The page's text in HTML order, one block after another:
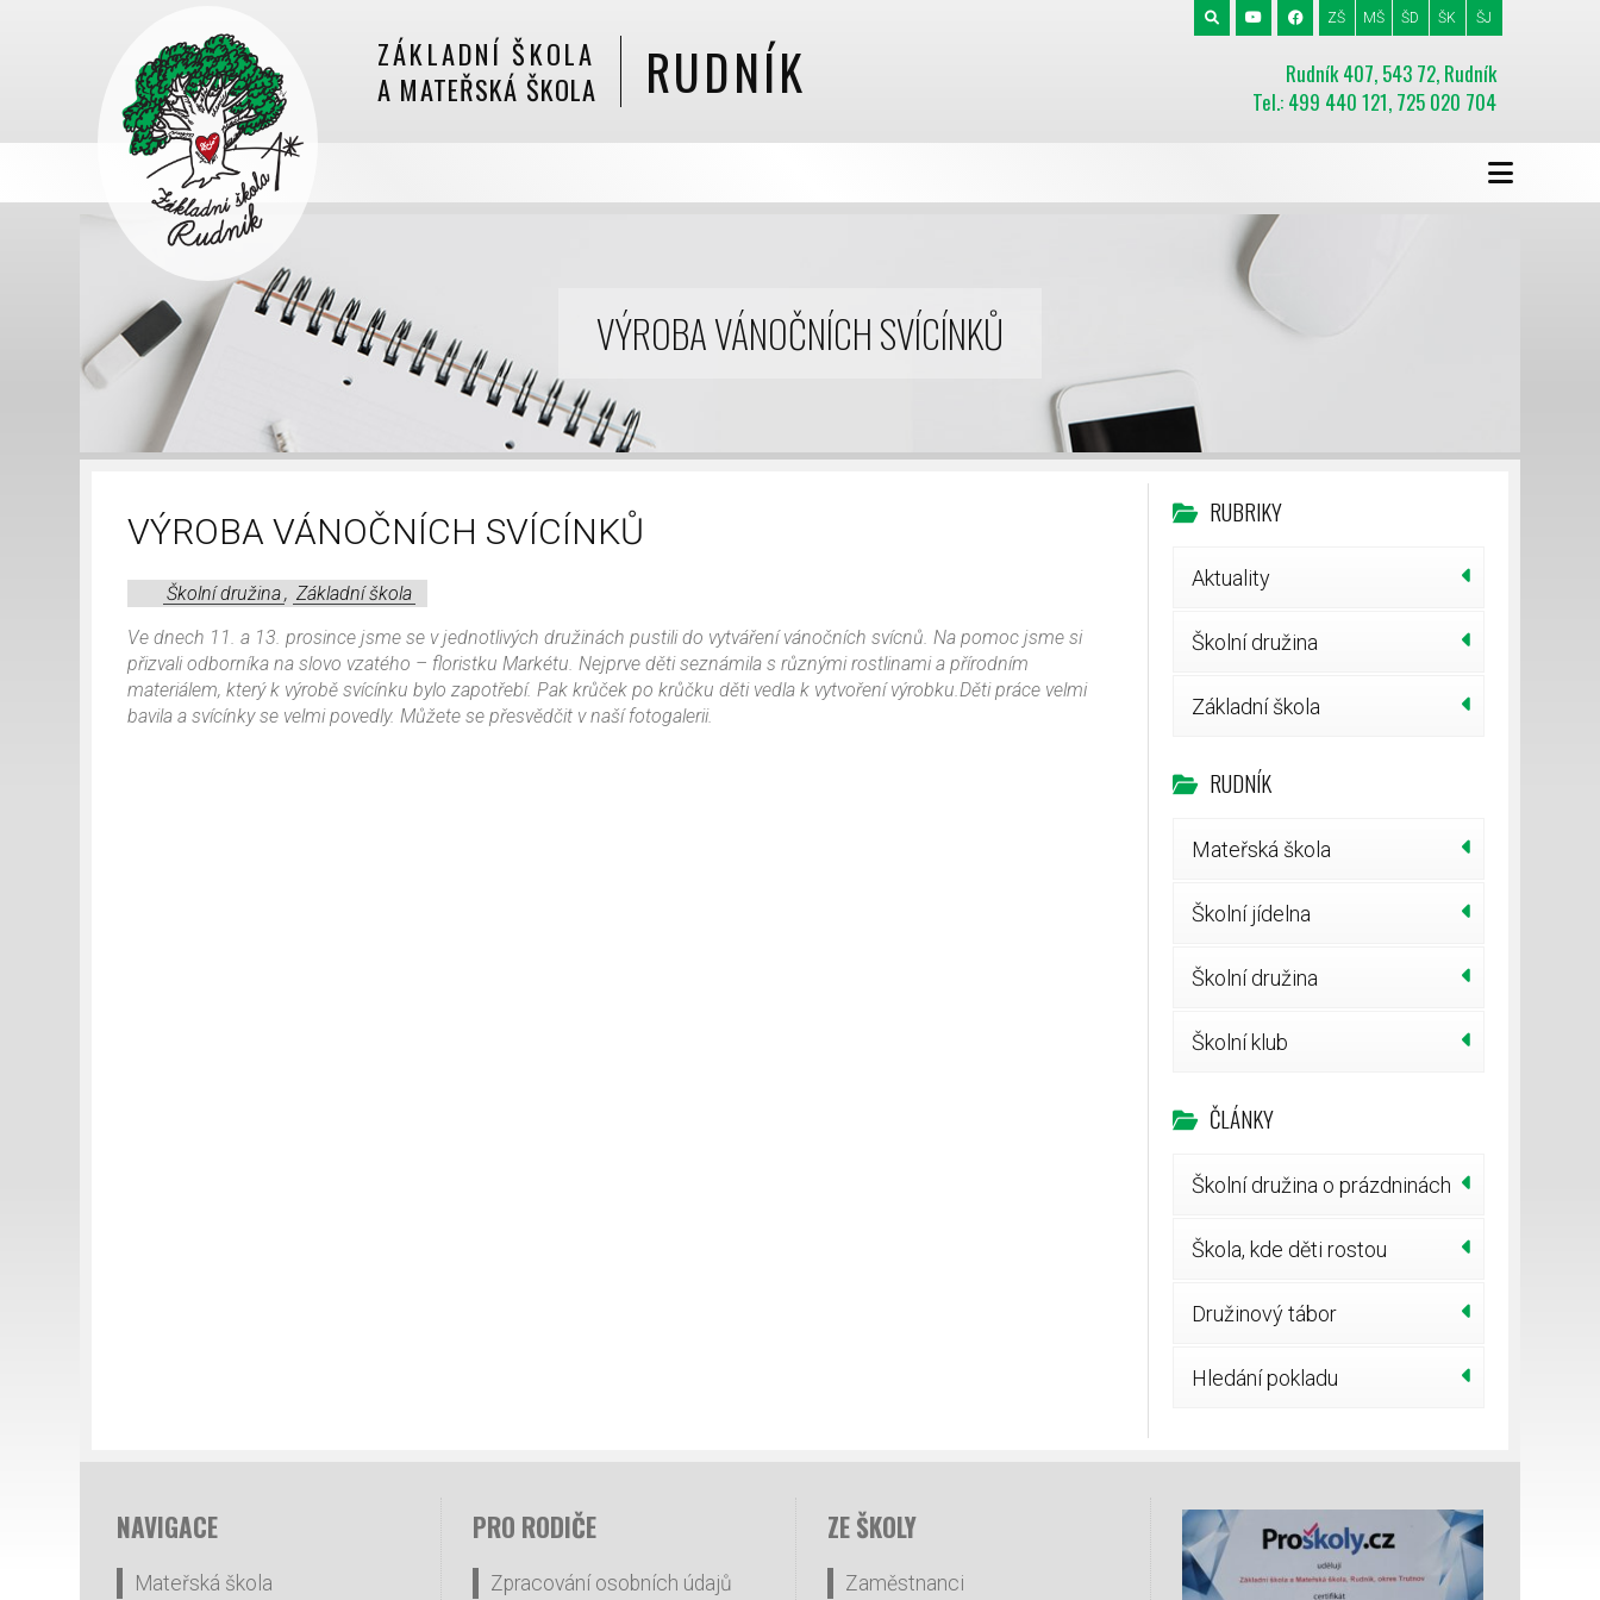
ZÁKLADNÍ ŠKOLA
A MATEŘSKÁ ŠKOLA
RUDNÍK
Rudník 407, 543 72, Rudník
Tel.: 499 440 121, 725 020 704
ZŠ MŠ ŠD ŠK ŠJ
VÝROBA VÁNOČNÍCH SVÍCÍNKŮ
VÝROBA VÁNOČNÍCH SVÍCÍNKŮ
Školní družina, Základní škola
Ve dnech 11. a 13. prosince jsme se v jednotlivých družinách pustili do vytváření vánočních svícnů. Na pomoc jsme si
přizvali odborníka na slovo vzatého – floristku Markétu. Nejprve děti seznámila s různými rostlinami a přírodním
materiálem, který k výrobě svícínku bylo zapotřebí. Pak krůček po krůčku děti vedla k vytvoření výrobku.Děti práce velmi
bavila a svícínky se velmi povedly. Můžete se přesvědčit v naší fotogalerii.
RUBRIKY
Aktuality
Školní družina
Základní škola
RUDNÍK
Mateřská škola
Školní jídelna
Školní družina
Školní klub
ČLÁNKY
Školní družina o prázdninách
Škola, kde děti rostou
Družinový tábor
Hledání pokladu
NAVIGACE
Mateřská škola
PRO RODIČE
Zpracování osobních údajů
ZE ŠKOLY
Zaměstnanci